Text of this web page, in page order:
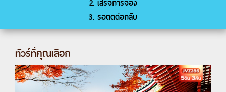
2. เสร็จการจอง
3. รอติดต่อกลับ
ทัวร์ที่คุณเลือก